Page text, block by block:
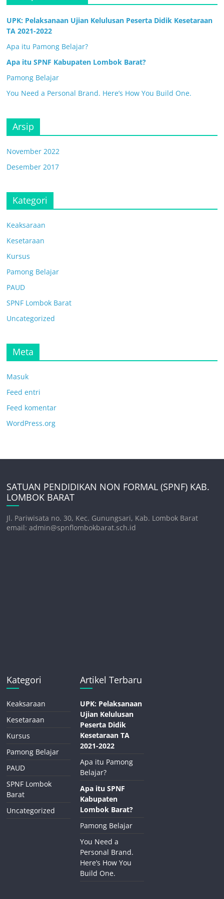
UPK: Pelaksanaan Ujian Kelulusan Peserta Didik Kesetaraan
TA 2021-2022
Apa itu Pamong Belajar?
Apa itu SPNF Kabupaten Lombok Barat?
Pamong Belajar
You Need a Personal Brand. Here’s How You Build One.
Arsip
November 2022
Desember 2017
Kategori
Keaksaraan
Kesetaraan
Kursus
Pamong Belajar
PAUD
SPNF Lombok Barat
Uncategorized
Meta
Masuk
Feed entri
Feed komentar
WordPress.org
SATUAN PENDIDIKAN NON FORMAL (SPNF) KAB.
LOMBOK BARAT
Jl. Pariwisata no. 30, Kec. Gunungsari, Kab. Lombok Barat
email: admin@spnflombokbarat.sch.id
Kategori
Keaksaraan
Kesetaraan
Kursus
Pamong Belajar
PAUD
SPNF Lombok
Barat
Uncategorized
Artikel Terbaru
UPK: Pelaksanaan
Ujian Kelulusan
Peserta Didik
Kesetaraan TA
2021-2022
Apa itu Pamong
Belajar?
Apa itu SPNF
Kabupaten
Lombok Barat?
Pamong Belajar
You Need a
Personal Brand.
Here’s How You
Build One.